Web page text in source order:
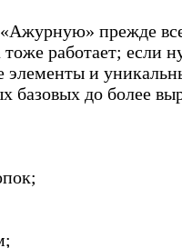
прежде
работает; если
элементы и
базовых до более